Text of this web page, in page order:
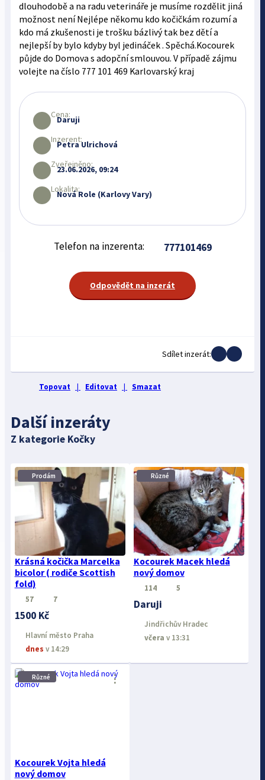
dlouhodobě a na radu veterináře je musíme rozdělit jiná
možnost není Nejlépe někomu kdo kočičkám rozumí a
kdo má zkušenosti je trošku bázlivý tak bez dětí a
nejlepší by bylo kdyby byl jedináček . Spěchá.Kocourek
půjde do Domova s adopční smlouvou. V případě zájmu
volejte na číslo 777 101 469 Karlovarský kraj
Cena:
Daruji
Inzerent:
Petra Ulrichová
Zveřejněno:
23.06.2026, 09:24
Lokalita:
Nová Role (Karlovy Vary)
Telefon na inzerenta: 777101469
Odpovědět na inzerát
Sdílet inzerát:
Topovat | Editovat | Smazat
Další inzeráty
Z kategorie Kočky
Prodám
Krásná kočička Marcelka
bicolor ( rodiče Scottish
fold)
⋮
57 7
1500 Kč
Hlavní město Praha
dnes v 14:29
Různé
Kocourek Macek hledá
nový domov
⋮
114 5
Daruji
Jindřichův Hradec
včera v 13:31
Různé
Kocourek Vojta hledá
nový domov
⋮